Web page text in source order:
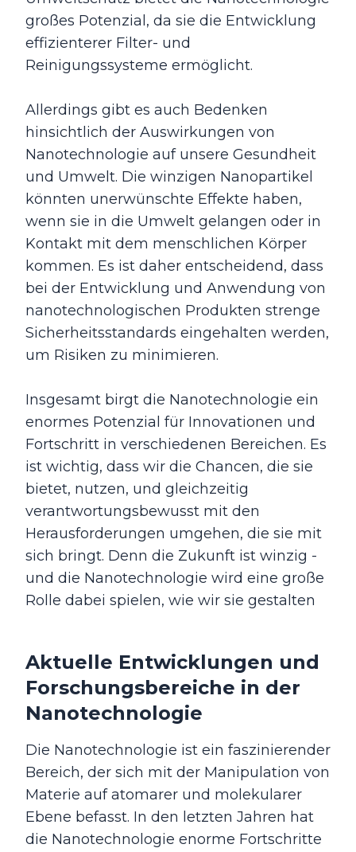
großes Potenzial, da sie die Entwicklung
effizienterer Filter- und
Reinigungssysteme ermöglicht.
Allerdings gibt es auch Bedenken
hinsichtlich der Auswirkungen von
Nanotechnologie auf unsere Gesundheit
und Umwelt. Die winzigen Nanopartikel
könnten unerwünschte Effekte haben,
wenn sie in die Umwelt gelangen oder in
Kontakt mit dem menschlichen Körper
kommen. Es ist daher entscheidend, dass
bei der Entwicklung und Anwendung von
nanotechnologischen Produkten strenge
Sicherheitsstandards eingehalten werden,
um Risiken zu minimieren.
Insgesamt birgt die Nanotechnologie ein
enormes Potenzial für Innovationen und
Fortschritt in verschiedenen Bereichen. Es
ist wichtig, dass wir die Chancen, die sie
bietet, nutzen, und gleichzeitig
verantwortungsbewusst mit den
Herausforderungen umgehen, die sie mit
sich bringt. Denn die Zukunft ist winzig -
und die Nanotechnologie wird eine große
Rolle dabei spielen, wie wir sie gestalten
Aktuelle Entwicklungen und
Forschungsbereiche in der
Nanotechnologie
Die Nanotechnologie ist ein faszinierender
Bereich, der sich mit der Manipulation von
Materie auf atomarer und molekularer
Ebene befasst. In den letzten Jahren hat
die Nanotechnologie enorme Fortschritte